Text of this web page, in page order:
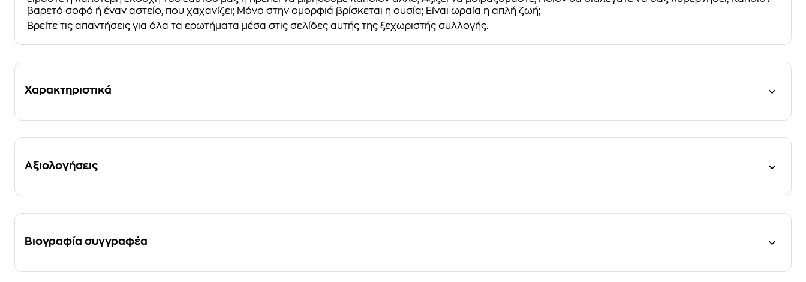
βαρετό σοφό ή έναν αστείο, που χαχανίζει; Μόνο στην ομορφιά βρίσκεται η ουσία; Είναι ωραία η απλή ζωή;
Βρείτε τις απαντήσεις για όλα τα ερωτήματα μέσα στις σελίδες αυτής της ξεχωριστής συλλογής.
Χαρακτηριστικά
Αξιολογήσεις
Βιογραφία συγγραφέα